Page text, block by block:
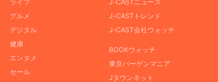
ライフ
グルメ
デジタル
健康
エンタメ
セール
J-CASTニュース
J-CASTトレンド
J-CAST会社ウォッチ
BOOKウォッチ
東京バーゲンマニア
Jタウンネット